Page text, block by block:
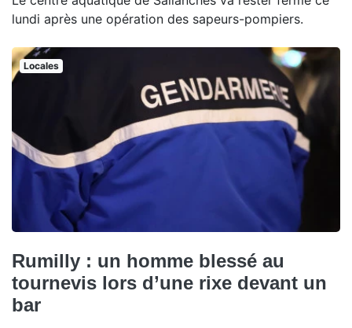
lundi après une opération des sapeurs-pompiers.
Locales
Rumilly : un homme blessé au
tournevis lors d’une rixe devant un
bar